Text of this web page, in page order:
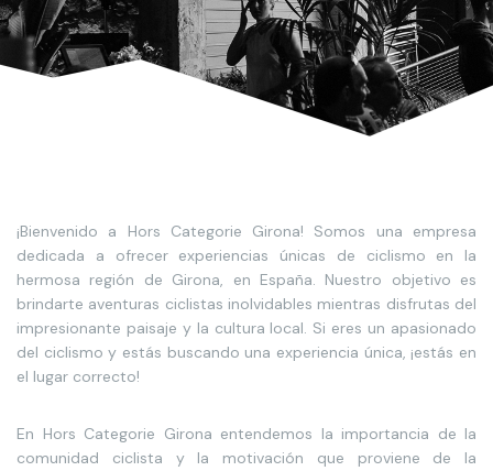
¡Bienvenido a Hors Categorie Girona! Somos una empresa
dedicada a ofrecer experiencias únicas de ciclismo en la
hermosa región de Girona, en España. Nuestro objetivo es
brindarte aventuras ciclistas inolvidables mientras disfrutas del
impresionante paisaje y la cultura local. Si eres un apasionado
del ciclismo y estás buscando una experiencia única, ¡estás en
el lugar correcto!
En Hors Categorie Girona entendemos la importancia de la
comunidad ciclista y la motivación que proviene de la